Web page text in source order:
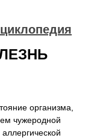
организма,
чужеродной